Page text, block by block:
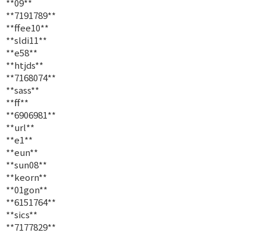
**7191789**
**ffee10**
**sldi11**
**e58**
**htjds**
**7168074**
**sass**
**ff**
**6906981**
**url**
**e1**
**eun**
**sun08**
**keorn**
**01gon**
**6151764**
**sics**
**7177829**